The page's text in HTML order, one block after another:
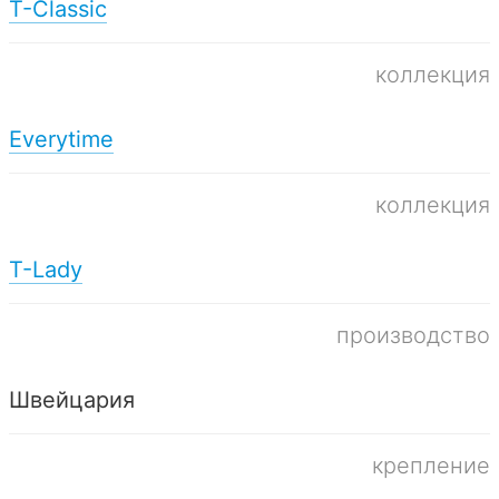
T-Classic
коллекция
Everytime
коллекция
T-Lady
производство
Швейцария
крепление